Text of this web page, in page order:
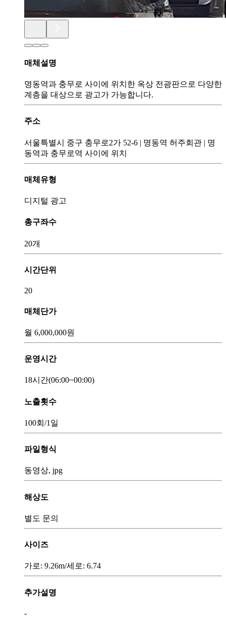
매체설명
명동역과 충무로 사이에 위치한 옥상 전광판으로 다양한
계층을 대상으로 광고가 가능합니다.
주소
서울특별시 중구 충무로2가 52-6 | 명동역 허주회관 | 명
동역과 충무로역 사이에 위치
매체유형
디지털 광고
총구좌수
20개
시간단위
20
매체단가
월 6,000,000원
운영시간
18시간(06:00~00:00)
노출횟수
100회 /1일
파일형식
동영상, jpg
해상도
별도 문의
사이즈
가로: 9.26m/세로: 6.74
추가설명
-